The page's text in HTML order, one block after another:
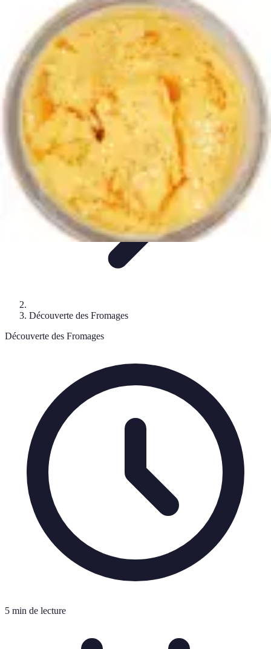
Guide du Fromage
Dégustation et Techniques
Accords et Associations
Accords et
Dégustation
Guide Pratique Recettes
Guide du Fromage
Découverte des Fromages
Découverte des Fromages
5 min de lecture